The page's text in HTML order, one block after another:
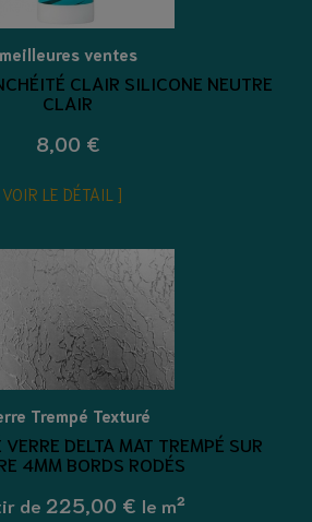
meilleures ventes
CLAIR SILICONE NEUTRE
CLAIR
8,00 €
VOIR LE DÉTAIL
Trempé Texturé
DELTA MAT TREMPÉ SUR
4MM BORDS RODÉS
de 225,00 € le m²